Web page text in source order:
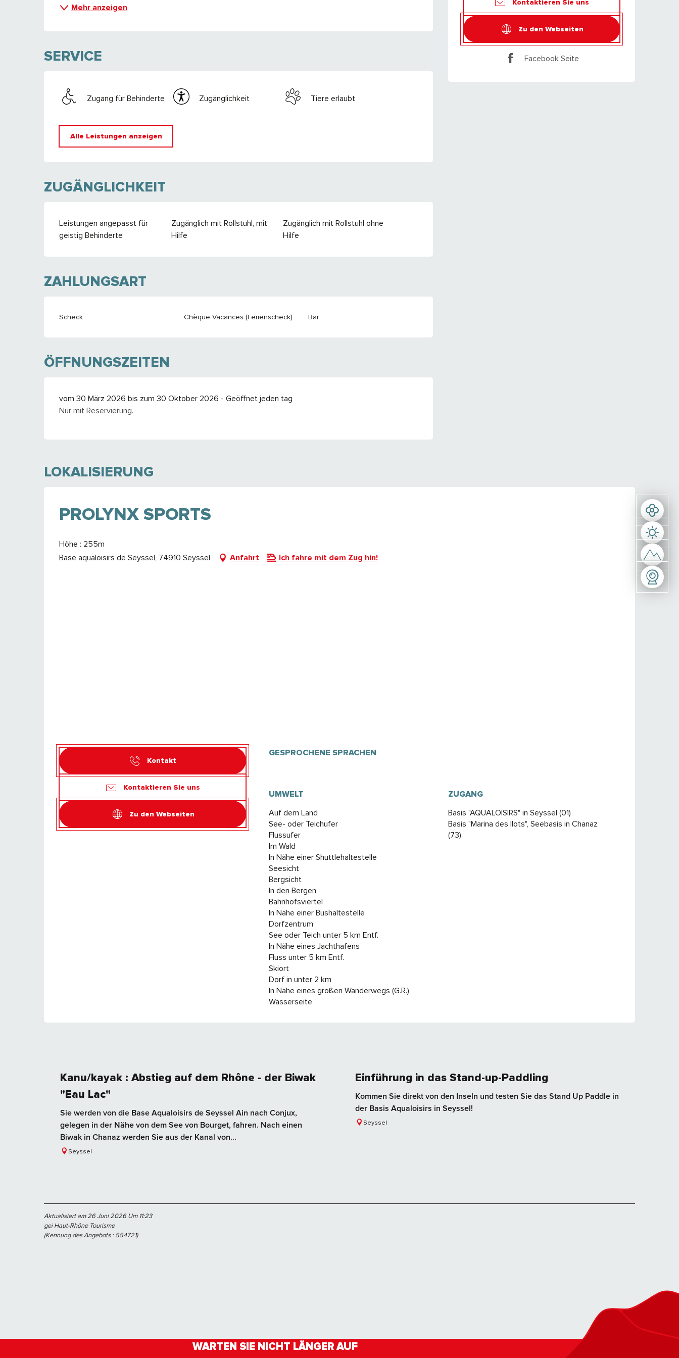
Kontaktieren Sie uns
Zu den Webseiten
Facebook Seite
Mehr anzeigen
SERVICE
Zugang für Behinderte Zugänglichkeit Tiere erlaubt
Alle Leistungen anzeigen
ZUGÄNGLICHKEIT
Leistungen angepasst für
geistig Behinderte
Zugänglich mit Rollstuhl, mit
Hilfe
Zugänglich mit Rollstuhl ohne
Hilfe
ZAHLUNGSART
Scheck Chèque Vacances (Ferienscheck) Bar
ÖFFNUNGSZEITEN
vom 30 März 2026 bis zum 30 Oktober 2026 - Geöffnet jeden tag
Nur mit Reservierung.
LOKALISIERUNG
PROLYNX SPORTS
Höhe : 255m
Base aqualoisirs de Seyssel, 74910 Seyssel
Anfahrt Ich fahre mit dem Zug hin!
Kontakt
Kontaktieren Sie uns
Zu den Webseiten
GESPROCHENE SPRACHEN
GESPROCHENE SPRACHEN
UMWELT
UMWELT
Auf dem Land
See- oder Teichufer
Flussufer
Im Wald
In Nähe einer Shuttlehaltestelle
Seesicht
Bergsicht
In den Bergen
Bahnhofsviertel
In Nähe einer Bushaltestelle
Dorfzentrum
See oder Teich unter 5 km Entf.
In Nähe eines Jachthafens
Fluss unter 5 km Entf.
Skiort
Dorf in unter 2 km
In Nähe eines großen Wanderwegs (G.R.)
Wasserseite
ZUGANG
ZUGANG
Basis "AQUALOISIRS" in Seyssel (01)
Basis "Marina des Ilots", Seebasis in Chanaz
(73)
Kanu/kayak : Abstieg auf dem Rhône - der Biwak
"Eau Lac"
Sie werden von die Base Aqualoisirs de Seyssel Ain nach Conjux,
gelegen in der Nähe von dem See von Bourget, fahren. Nach einen
Biwak in Chanaz werden Sie aus der Kanal von...
Seyssel
Einführung in das Stand-up-Paddling
Kommen Sie direkt von den Inseln und testen Sie das Stand Up Paddle in
der Basis Aqualoisirs in Seyssel!
Seyssel
Aktualisiert am 26 Juni 2026 Um 11:23
gei Haut-Rhône Tourisme
(Kennung des Angebots :554721)
WARTEN SIE NICHT LÄNGER AUF